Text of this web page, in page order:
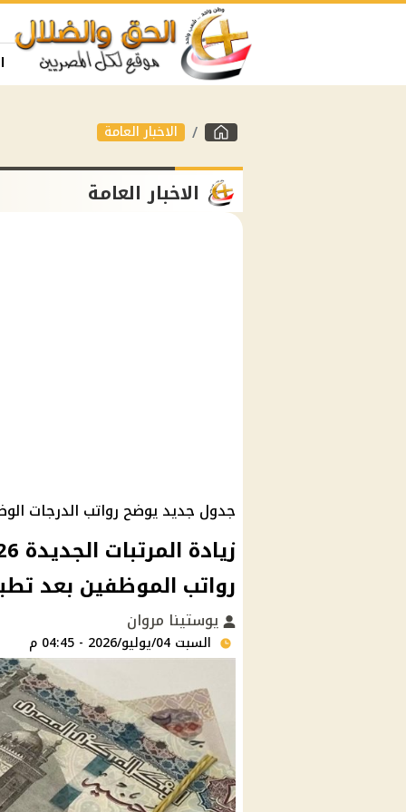
الاخبار العامة
الاخبار العامة
جدول جديد يوضح رواتب الدرجات
رواتب الموظفين بعد
يوستينا مروان
السبت 04/يوليو/2026 - 04:45 م